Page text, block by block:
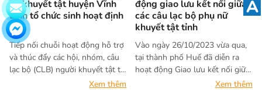
thời.
nữ khuyết tật huyện Vĩnh
Linh tổ chức sinh hoạt định
kỳ
Tiếp nối chuỗi hoạt động hỗ trợ
và thúc đẩy các hội, nhóm, câu
lạc bộ (CLB) người khuyết tật tại
Quảng Trị, ngày 01/12/2023
Xem thêm
động giao lưu kết nối giữa
các câu lạc bộ phụ nữ
khuyết tật tỉnh
Vào ngày 26/10/2023 vừa qua,
tại thành phố Huế đã diễn ra
hoạt động Giao lưu kết nối giữa
2 CLB Phụ nữ khuyết tật huyện
Xem thêm
A